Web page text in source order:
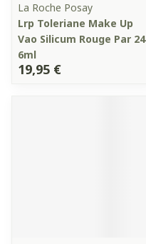
La Roche Posay
Lrp Toleriane Make Up
Vao Silicum Rouge Par 24
6ml
19,95 €